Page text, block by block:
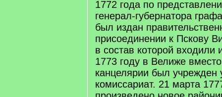
1772 года по
генерал-губернатора
был издан
присоединении к Пскову
в состав которой
1773 году в Велиже
канцелярии был учрежден
комиссариат. 21 марта